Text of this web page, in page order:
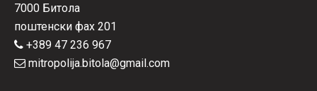
7000 Битола
поштенски фах 201
+389 47 236 967
mitropolija.bitola@gmail.com